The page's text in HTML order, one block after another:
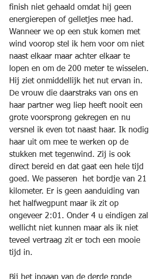
finish niet gehaald omdat hij geen
energierepen of gelletjes mee had.
Wanneer we op een stuk komen met
wind voorop stel ik hem voor om niet
naast elkaar maar achter elkaar te
lopen en om de 200 meter te wisselen.
Hij ziet onmiddellijk het nut ervan in.
De vrouw die daarstraks van ons en
haar partner weg liep heeft nooit een
grote voorsprong gekregen en nu
versnel ik even tot naast haar. Ik nodig
haar uit om mee te werken op de
stukken met tegenwind. Zij is ook
direct bereid en dat gaat een hele tijd
goed. We passeren  het bordje van 21
kilometer. Er is geen aanduiding van
het halfwegpunt maar ik zit op
ongeveer 2:01. Onder 4 u eindigen zal
wellicht niet kunnen maar als ik niet
teveel vertraag zit er toch een mooie
tijd in.